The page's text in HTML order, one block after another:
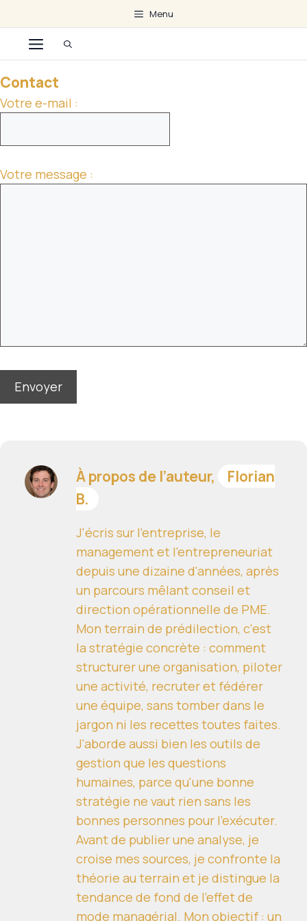
au
contenu
Menu
Menu
Contact
Votre e-mail :
Votre message :
À propos de l’auteur,
Florian
B.
J'écris sur l'entreprise, le
management et l'entrepreneuriat
depuis une dizaine d'années, après
un parcours mêlant conseil et
direction opérationnelle de PME.
Mon terrain de prédilection, c'est
la stratégie concrète : comment
structurer une organisation, piloter
une activité, recruter et fédérer
une équipe, sans tomber dans le
jargon ni les recettes toutes faites.
J'aborde aussi bien les outils de
gestion que les questions
humaines, parce qu'une bonne
stratégie ne vaut rien sans les
bonnes personnes pour l'exécuter.
Avant de publier une analyse, je
croise mes sources, je confronte la
théorie au terrain et je distingue la
tendance de fond de l'effet de
mode managérial. Mon objectif : un